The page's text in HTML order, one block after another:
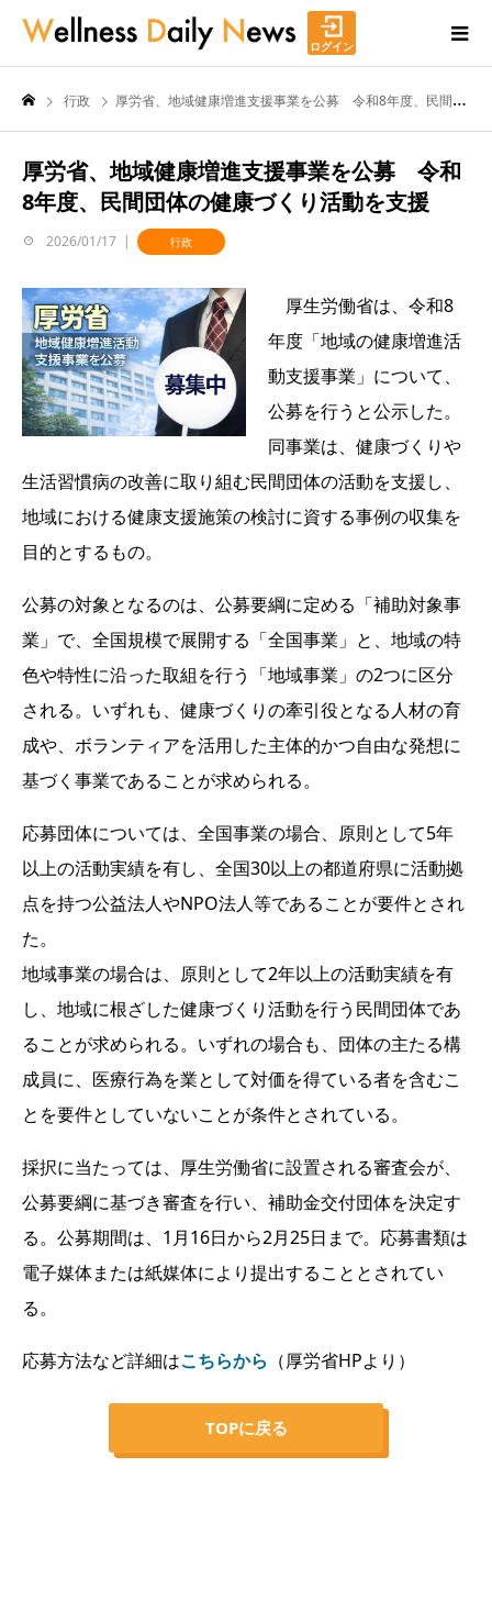
ログイン
行政 厚労省、地域健康増進支援事業を公募 令和8年度、民間団体の健康づくり活動を支援
厚労省、地域健康増進支援事業を公募 令和
8年度、民間団体の健康づくり活動を支援
2026/01/17 行政
厚生労働省は、令和8
年度「地域の健康増進活
動支援事業」について、
公募を行うと公示した。
同事業は、健康づくりや
生活習慣病の改善に取り組む民間団体の活動を支援し、
地域における健康支援施策の検討に資する事例の収集を
目的とするもの。
公募の対象となるのは、公募要綱に定める「補助対象事
業」で、全国規模で展開する「全国事業」と、地域の特
色や特性に沿った取組を行う「地域事業」の2つに区分
される。いずれも、健康づくりの牽引役となる人材の育
成や、ボランティアを活用した主体的かつ自由な発想に
基づく事業であることが求められる。
応募団体については、全国事業の場合、原則として5年
以上の活動実績を有し、全国30以上の都道府県に活動拠
点を持つ公益法人やNPO法人等であることが要件とされ
た。
地域事業の場合は、原則として2年以上の活動実績を有
し、地域に根ざした健康づくり活動を行う民間団体であ
ることが求められる。いずれの場合も、団体の主たる構
成員に、医療行為を業として対価を得ている者を含むこ
とを要件としていないことが条件とされている。
採択に当たっては、厚生労働省に設置される審査会が、
公募要綱に基づき審査を行い、補助金交付団体を決定す
る。公募期間は、1月16日から2月25日まで。応募書類は
電子媒体または紙媒体により提出することとされてい
る。
応募方法など詳細はこちらから （厚労省HPより）
TOPに戻る